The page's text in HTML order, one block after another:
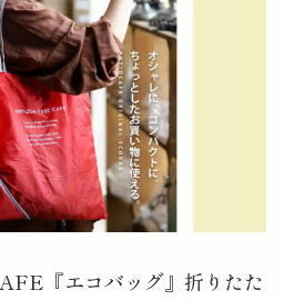
『エコバッグ』折りたた